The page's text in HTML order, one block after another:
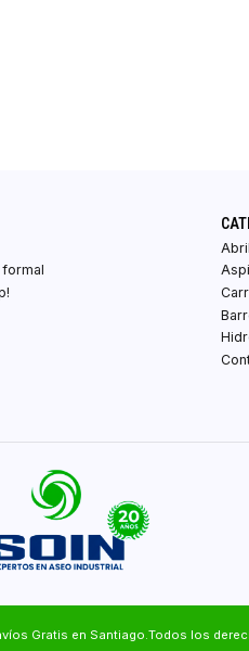
formal
Gratis en Santiago.Todos los